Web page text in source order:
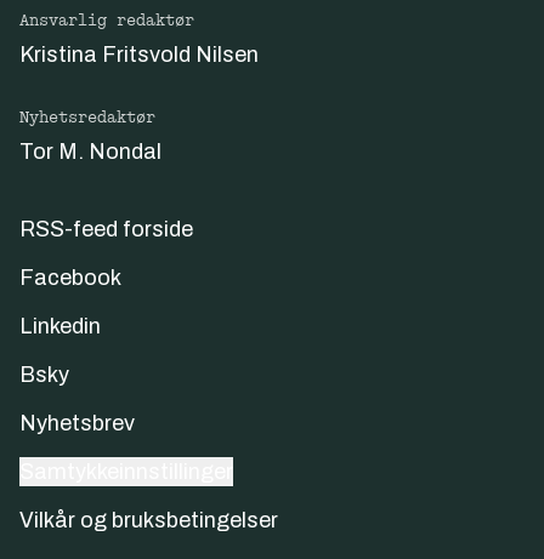
Ansvarlig redaktør
Kristina Fritsvold Nilsen
Nyhetsredaktør
Tor M. Nondal
RSS-feed forside
Facebook
Linkedin
Bsky
Nyhetsbrev
Vilkår og bruksbetingelser